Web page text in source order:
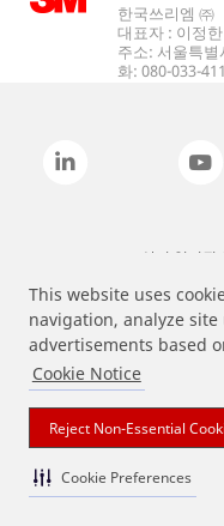
This website uses
navigation, analyze
advertisements based
Cookie Notice
Reject Non-Essential
Cookie Preferences
한국쓰리엠 ㈜
대표자 : 이정
주소: 서울특
화: 080-033-
상기 열거된